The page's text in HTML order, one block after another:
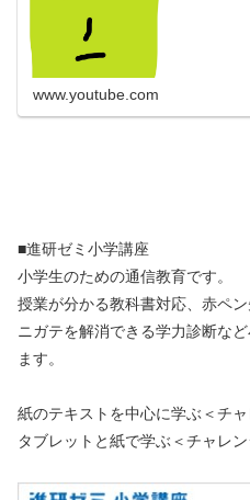
www.youtube.com
■進研ゼミ小学講座
小学生のための通信教育です。
授業が分かる教科書対応、赤ペン
ニガテを解消できる学力診断な
ます。
紙のテキストを中心に学ぶ＜チャ
タブレットと紙で学ぶ＜チャレ